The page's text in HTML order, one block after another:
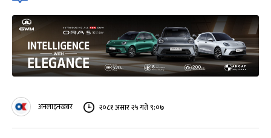
अनलाइनखबर २०८१ असार २५ गते ९:०७